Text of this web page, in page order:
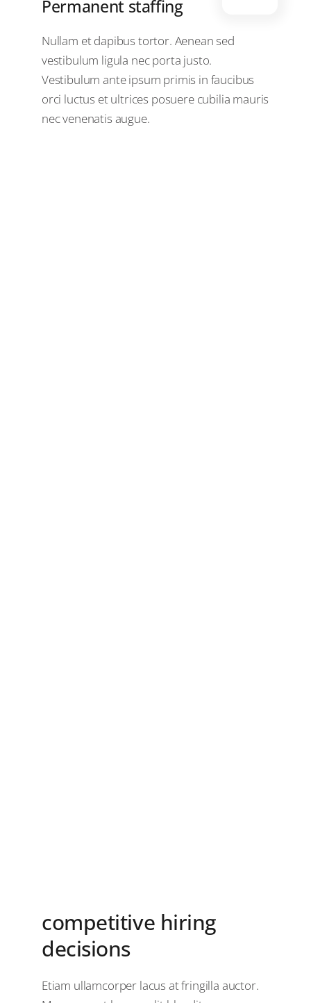
Permanent staffing
Nullam et dapibus tortor. Aenean sed
vestibulum ligula nec porta justo.
Vestibulum ante ipsum primis in faucibus
orci luctus et ultrices posuere cubilia mauris
nec venenatis augue.
competitive hiring
decisions
Etiam ullamcorper lacus at fringilla auctor.